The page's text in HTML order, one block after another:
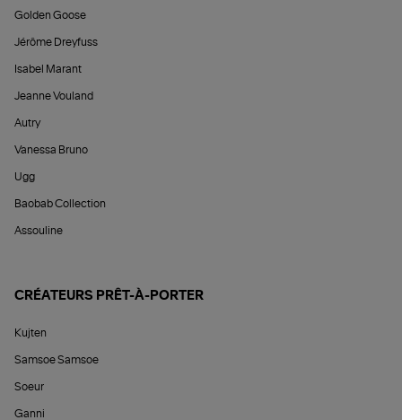
Golden Goose
Jérôme Dreyfuss
Isabel Marant
Jeanne Vouland
Autry
Vanessa Bruno
Ugg
Baobab Collection
Assouline
CRÉATEURS PRÊT-À-PORTER
Kujten
Samsoe Samsoe
Soeur
Ganni